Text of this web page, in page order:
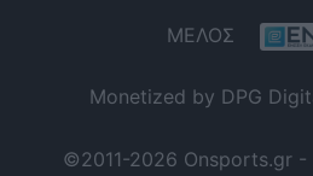
ΜΕΛΟΣ
Monetized by DPG
©2011-2026 Onsports.gr -